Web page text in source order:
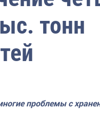
тонн
проблемы с